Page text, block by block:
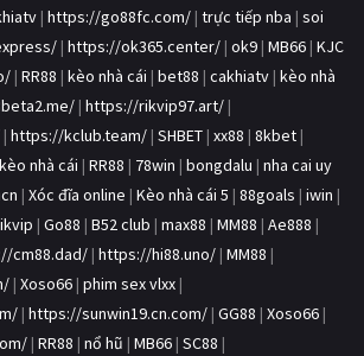
| https://go88fc.com/ | trực tiếp nba | soi
| https://ok365.center/ | ok9 | MB66 | KJC
| RR88 | kèo nhà cái | bet88 | cakhiatv | kèo nhà
| https://rikvip97.art/ |
| https://kclub.team/ | SHBET | xx88 | 8kbet |
kèo nhà cái | RR88 | 78win | bongdalu | nha cai uy
| Xóc đĩa online | Kèo nhà cái 5 | 88goals | iwin |
| Go88 | B52 club | max88 | MM88 | Ae888 |
cm88.dad/ | https://hi88.uno/ | MM88 |
| Xoso66 | phim sex vlxx |
| https://sunwin19.cn.com/ | GG88 | Xoso66 |
| RR88 | nổ hũ | MB66 | SC88 |